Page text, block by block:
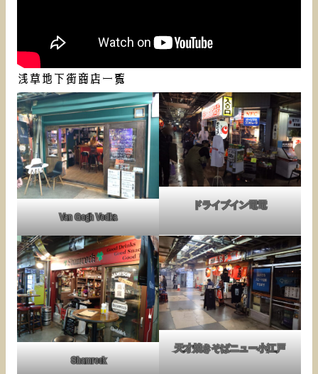
浅草地下街商店一覧
Van Gogh Vodka
ドライブイン電電
Shamrock
天才焼きそばニュー小江戸